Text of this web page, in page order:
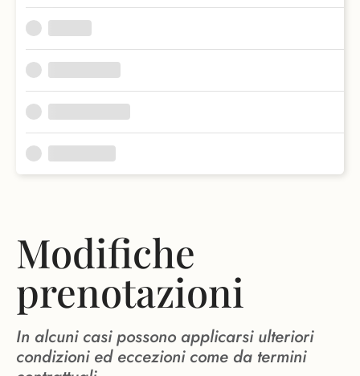
Modifiche
prenotazioni
In alcuni casi possono applicarsi ulteriori
condizioni ed eccezioni come da termini